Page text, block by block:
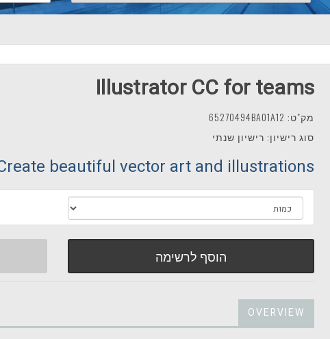
Illustrator CC for teams
מק"ט: 65270494BA01A12
סוג רישיון: רישיון שנתי
beautiful vector art and illustrations.
הוסף לרשימה
OVERVIEW